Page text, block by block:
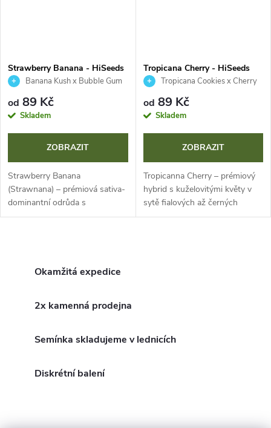
Strawberry Banana - HiSeeds
Banana Kush x Bubble Gum
od 89 Kč
Skladem
ZOBRAZIT
Strawberry Banana
(Strawnana) – prémiová sativa-
dominantní odrůda s
podlouhlými, trichomy
Tropicana Cherry - HiSeeds
Tropicana Cookies x Cherry
Cookies
od 89 Kč
Skladem
ZOBRAZIT
Tropicanna Cherry – prémiový
hybrid s kuželovitými květy v
sytě fialových až černých
odstínech a hustou vrstvou
í
Okamžitá expedice
2x kamenná prodejna
Semínka skladujeme v lednicích
Diskrétní balení